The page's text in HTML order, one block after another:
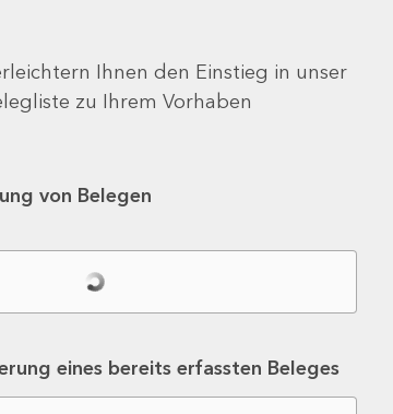
Ihnen den Einstieg in unser
zu Ihrem Vorhaben
von Belegen
eines bereits erfassten Beleges